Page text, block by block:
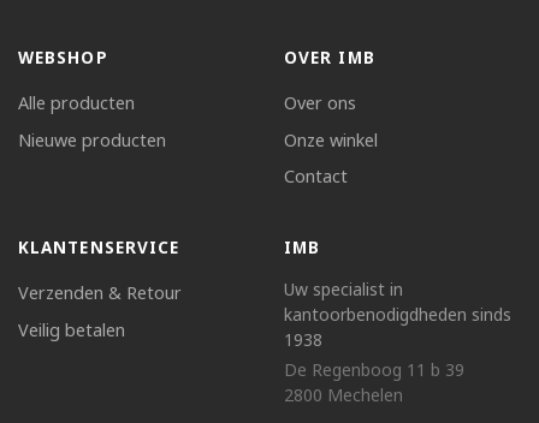
WEBSHOP
Alle producten
Nieuwe producten
OVER IMB
Over ons
Onze winkel
Contact
KLANTENSERVICE
Verzenden & Retour
Veilig betalen
IMB
Uw specialist in
kantoorbenodigdheden sinds
1938
De Regenboog 11 b 39
2800 Mechelen